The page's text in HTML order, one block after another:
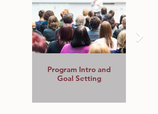
Program Intro and
Goal Setting